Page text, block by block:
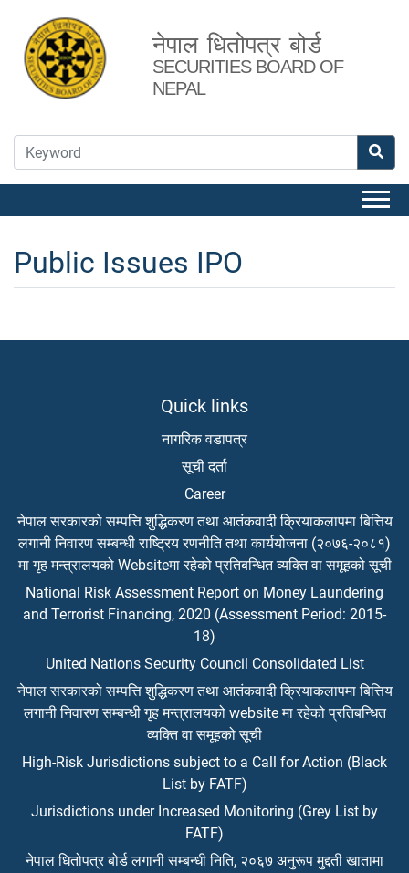
नेपाल धितोपत्र बोर्ड
SECURITIES BOARD OF
NEPAL
Public Issues IPO
Quick links
नागरिक वडापत्र
सूची दर्ता
Career
नेपाल सरकारको सम्पत्ति शुद्धिकरण तथा आतंकवादी क्रियाकलापमा बित्तिय
लगानी निवारण सम्बन्धी राष्ट्रिय रणनीति तथा कार्ययोजना (२०७६-२०८१)
मा गृह मन्त्रालयको Websiteमा रहेको प्रतिबन्धित व्यक्ति वा समूहको सूची
National Risk Assessment Report on Money Laundering
and Terrorist Financing, 2020 (Assessment Period: 2015-
18)
United Nations Security Council Consolidated List
नेपाल सरकारको सम्पत्ति शुद्धिकरण तथा आतंकवादी क्रियाकलापमा बित्तिय
लगानी निवारण सम्बन्धी गृह मन्त्रालयको website मा रहेको प्रतिबन्धित
व्यक्ति वा समूहको सूची
High-Risk Jurisdictions subject to a Call for Action (Black
List by FATF)
Jurisdictions under Increased Monitoring (Grey List by
FATF)
नेपाल धितोपत्र बोर्ड लगानी सम्बन्धी निति, २०६७ अनुरूप मुद्दती खातामा